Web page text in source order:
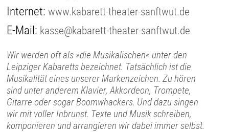
Internet:www.kabarett-theater-sanftwut.de
E-Mail: kasse@kabarett-theater-sanftwut.de
Wir werden oft als »die Musikalischen« unter den
Leipziger Kabaretts bezeichnet. Tatsächlich ist die
Musikalität eines unserer Markenzeichen. Zu hören
sind unter anderem Klavier, Akkordeon, Trompete,
Gitarre oder sogar Boomwhackers. Und dazu singen
wir mit voller Inbrunst. Texte und Musik schreiben,
komponieren und arrangieren wir dabei immer selbst.